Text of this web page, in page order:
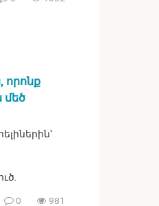
որոնք
0 981